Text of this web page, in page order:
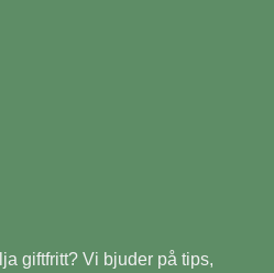
giftfritt? Vi bjuder på tips,